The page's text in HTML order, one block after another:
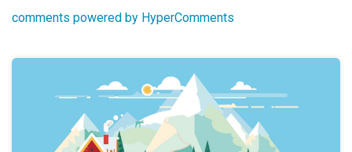
comments powered by HyperComments